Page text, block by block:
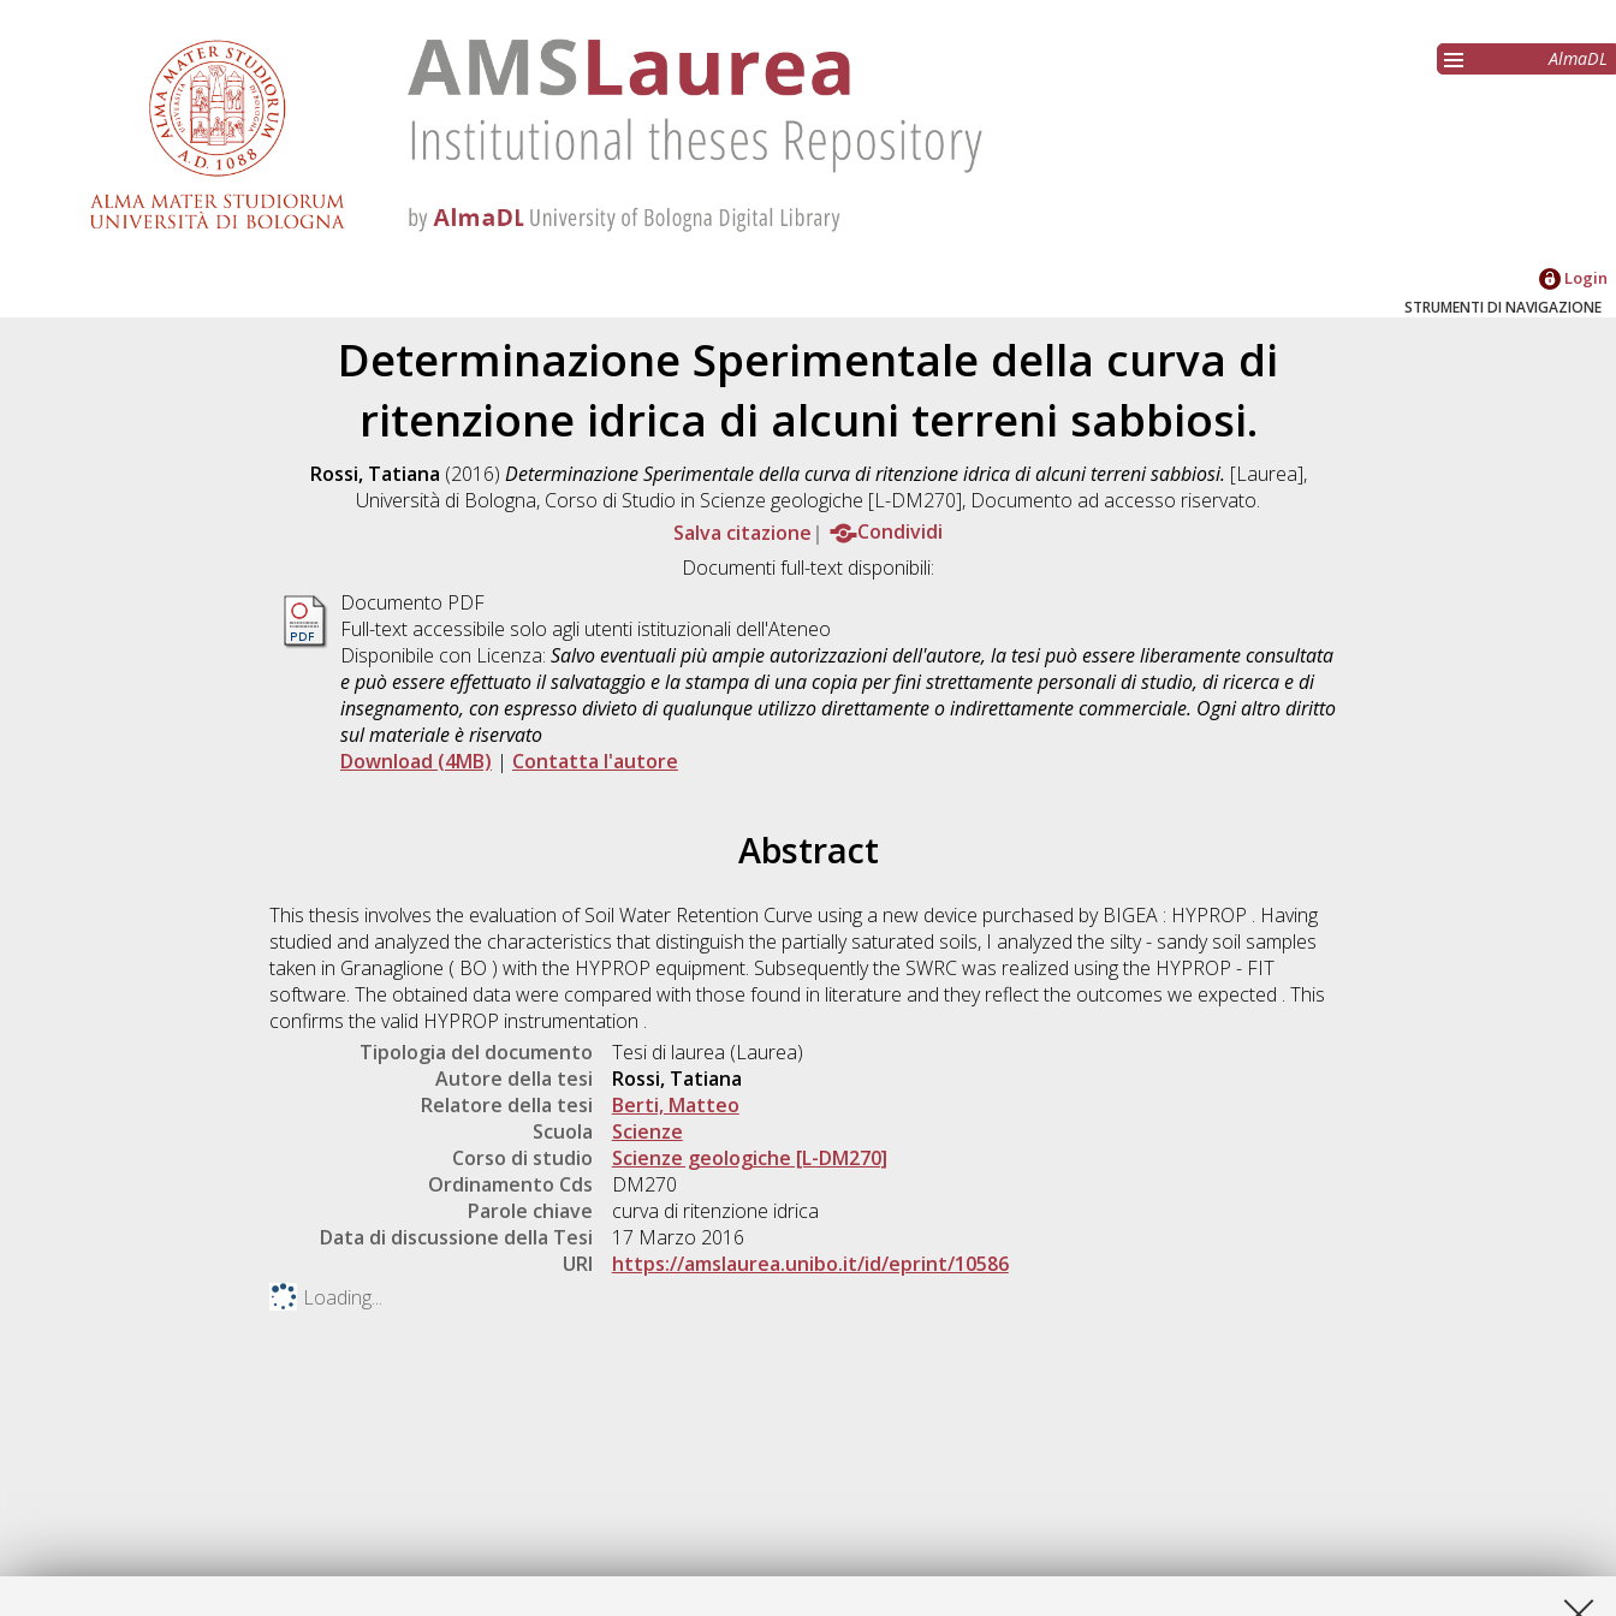
AlmaDL
Login
STRUMENTI DI NAVIGAZIONE
Determinazione Sperimentale della curva di
ritenzione idrica di alcuni terreni sabbiosi.
Rossi, Tatiana (2016) Determinazione Sperimentale della curva di ritenzione idrica di alcuni terreni sabbiosi. [Laurea],
Università di Bologna, Corso di Studio in Scienze geologiche [L-DM270], Documento ad accesso riservato.
Salva citazione
Condividi
Documenti full-text disponibili:
Documento PDF
Full-text accessibile solo agli utenti istituzionali dell'Ateneo
Disponibile con Licenza: Salvo eventuali più ampie autorizzazioni dell'autore, la tesi può essere liberamente consultata
e può essere effettuato il salvataggio e la stampa di una copia per fini strettamente personali di studio, di ricerca e di
insegnamento, con espresso divieto di qualunque utilizzo direttamente o indirettamente commerciale. Ogni altro diritto
sul materiale è riservato
Download (4MB) | Contatta l'autore
Abstract
This thesis involves the evaluation of Soil Water Retention Curve using a new device purchased by BIGEA : HYPROP . Having
studied and analyzed the characteristics that distinguish the partially saturated soils, I analyzed the silty - sandy soil samples
taken in Granaglione ( BO ) with the HYPROP equipment. Subsequently the SWRC was realized using the HYPROP - FIT
software. The obtained data were compared with those found in literature and they reflect the outcomes we expected . This
confirms the valid HYPROP instrumentation .
Tipologia del documento
Tesi di laurea (Laurea)
Autore della tesi
Rossi, Tatiana
Relatore della tesi
Berti, Matteo
Scuola
Scienze
Corso di studio
Scienze geologiche [L-DM270]
Ordinamento Cds
DM270
Parole chiave
curva di ritenzione idrica
Data di discussione della Tesi
17 Marzo 2016
URI
https://amslaurea.unibo.it/id/eprint/10586
Loading...